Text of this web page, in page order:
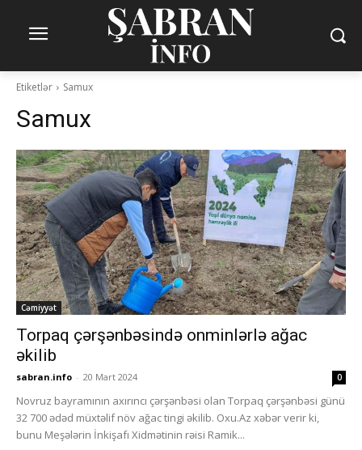
Etiketlər Samux
Samux
Cəmiyyət
Torpaq çərşənbəsində onminlərlə ağac
əkilib
sabran.info - 20 Mart 2024 0
Novruz bayramının axırıncı çərşənbəsi olan Torpaq çərşənbəsi günü
32 700 ədəd müxtəlif növ ağac tingi əkilib. Oxu.Az xəbər verir ki,
bunu Meşələrin İnkişafı Xidmətinin rəisi Ramik...